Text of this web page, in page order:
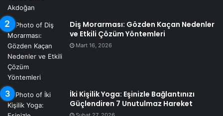
Diş Morarması: Gözden Kaçan Nedenler
ve Etkili Çözüm Yöntemleri
Mart 16, 2026
İki Kişilik Yoga: Eşinizle Bağlantınızı
Güçlendiren 7 Unutulmaz Hareket